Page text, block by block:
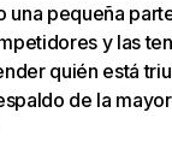
una pequeña
y las
quién está
de la